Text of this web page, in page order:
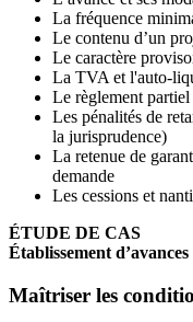
La fréquence
Le contenu d’un
Le caractère
La TVA et l'auto-
Le règlement
Les pénalités de
la jurisprudence)
La retenue de
demande
Les cessions et
ÉTUDE DE CAS
Établissement d’avances
Maîtriser les